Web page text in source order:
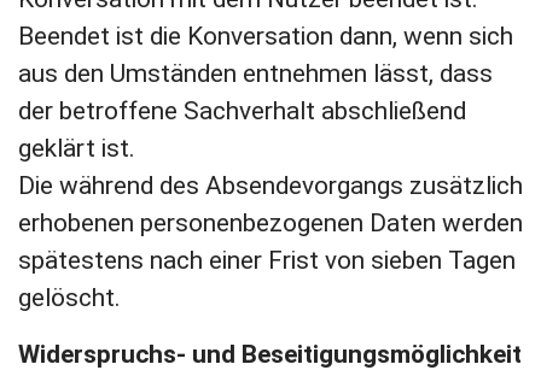
Beendet ist die Konversation dann, wenn sich
aus den Umständen entnehmen lässt, dass
der betroffene Sachverhalt abschließend
geklärt ist.
Die während des Absendevorgangs zusätzlich
erhobenen personenbezogenen Daten werden
spätestens nach einer Frist von sieben Tagen
gelöscht.
Widerspruchs- und Beseitigungsmöglichkeit